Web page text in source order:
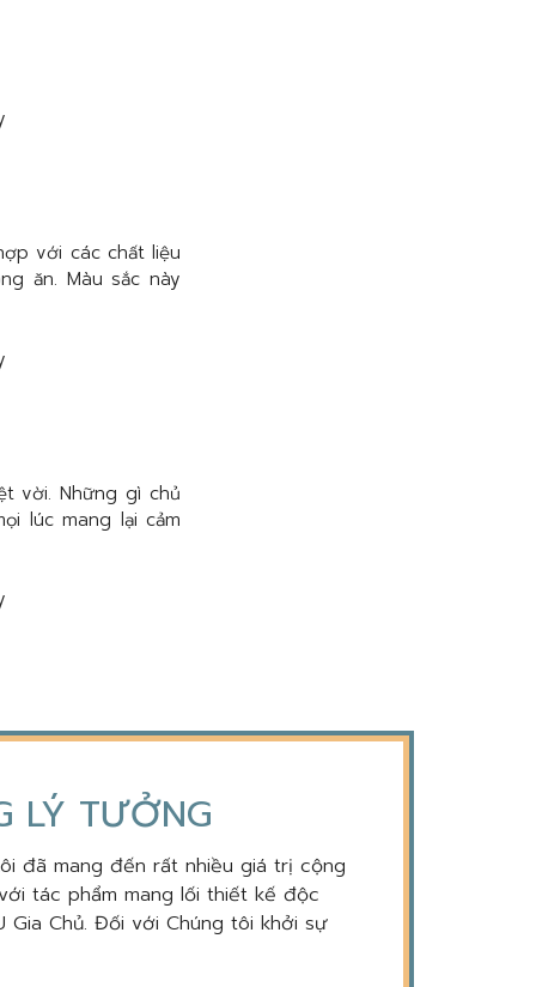
với các chất liệu
ăn. Màu sắc này
vời. Những gì chủ
lúc mang lại cảm
LÝ TƯỞNG
đã mang đến rất nhiều giá trị cộng
tác phẩm mang lối thiết kế độc
Gia Chủ. Đối với Chúng tôi khởi sự